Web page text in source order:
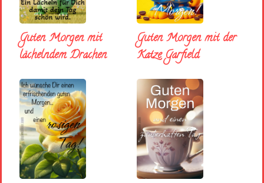
Guten Morgen mit
lächelndem Drachen
Guten Morgen mit der
Katze Garfield